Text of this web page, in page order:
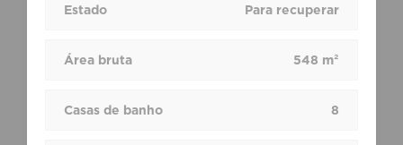
Estado Para recuperar
Área bruta 548 m²
Casas de banho 8